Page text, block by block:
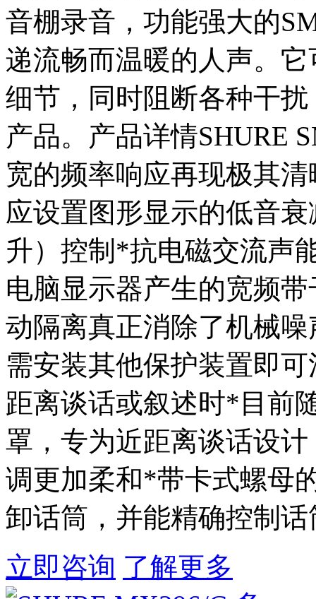
音棚录音，功能强大的
递流畅而温暖的人声。
细节，同时阻断各种干
产品。产品详情SHURE
宽的频率响应再现极其
应设置图形显示的低音
升）控制*抗电磁交流声
电脑显示器产生的宽频
动隔离真正消除了机械
需安装其他保护装置即
距离谈话或叙述时*目前
罩，专为近距离谈话设
调更加柔和*带卡式螺母
卸话筒，并能精确控制话
立即咨询 了解更多